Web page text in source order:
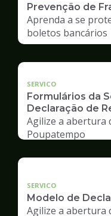
Prevenção de
Aprenda a se
boletos bancários
SERVICO
Formulários da
Declaração de
Agilize a abertura
Poupatempo
SERVICO
Modelo de
Agilize a abertura